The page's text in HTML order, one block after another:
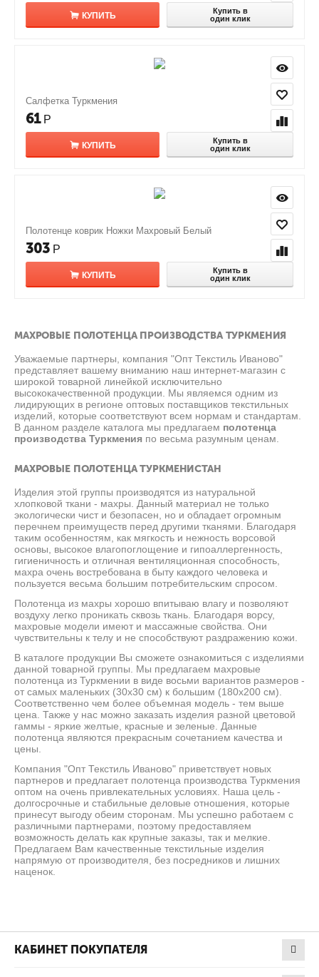
КУПИТЬ
Купить в
один клик
Салфетка Туркмения
61 Р
КУПИТЬ
Купить в
один клик
Полотенце коврик Ножки Махровый Белый
303 Р
КУПИТЬ
Купить в
один клик
МАХРОВЫЕ ПОЛОТЕНЦА ПРОИЗВОДСТВА ТУРКМЕНИЯ
Уважаемые партнеры, компания "Опт Текстиль Иваново"
представляет вашему вниманию наш интернет-магазин с
широкой товарной линейкой исключительно
высококачественной продукции. Мы являемся одним из
лидирующих в регионе оптовых поставщиков текстильных
изделий, которые соответствуют всем нормам и стандартам.
В данном разделе каталога мы предлагаем полотенца
производства Туркмения по весьма разумным ценам.
МАХРОВЫЕ ПОЛОТЕНЦА ТУРКМЕНИСТАН
Изделия этой группы производятся из натуральной
хлопковой ткани - махры. Данный материал не только
экологически чист и безопасен, но и обладает огромным
перечнем преимуществ перед другими тканями. Благодаря
таким особенностям, как мягкость и нежность ворсовой
основы, высокое влагопоглощение и гипоаллергенность,
гигиеничность и отличная вентиляционная способность,
махра очень востребована в быту каждого человека и
пользуется весьма большим потребительским спросом.
Полотенца из махры хорошо впитываю влагу и позволяют
воздуху легко проникать сквозь ткань. Благодаря ворсу,
махровые модели имеют и массажные свойства. Они
чувствительны к телу и не способствуют раздражению кожи.
В каталоге продукции Вы сможете ознакомиться с изделиями
данной товарной группы. Мы предлагаем махровые
полотенца из Туркмении в виде восьми вариантов размеров -
от самых маленьких (30х30 см) к большим (180х200 см).
Соответственно чем более объемная модель - тем выше
цена. Также у нас можно заказать изделия разной цветовой
гаммы - яркие желтые, красные и зеленые. Данные
полотенца являются прекрасным сочетанием качества и
цены.
Компания "Опт Текстиль Иваново" приветствует новых
партнеров и предлагает полотенца производства Туркмения
оптом на очень привлекательных условиях. Наша цель -
долгосрочные и стабильные деловые отношения, которые
принесут выгоду обеим сторонам. Мы успешно работаем с
различными партнерами, поэтому предоставляем
возможность делать как крупные заказы, так и мелкие.
Предлагаем Вам качественные текстильные изделия
напрямую от производителя, без посредников и лишних
наценок.
КАБИНЕТ ПОКУПАТЕЛЯ